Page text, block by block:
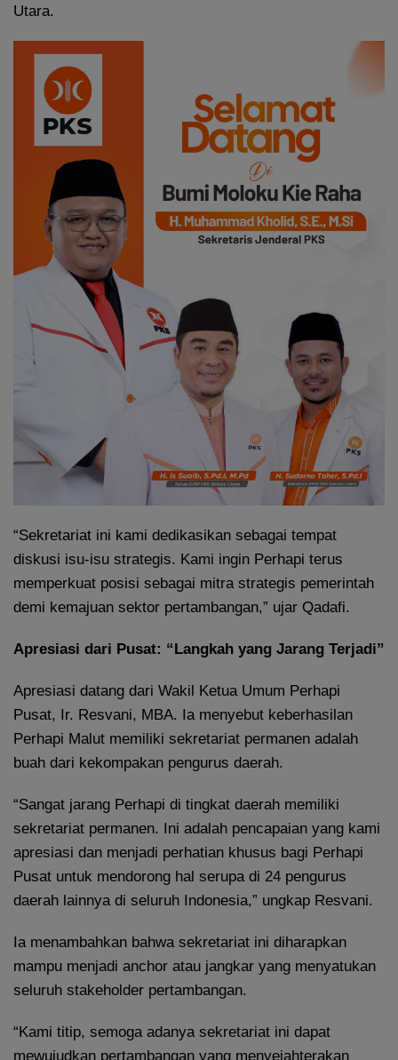
Utara.
“Sekretariat ini kami dedikasikan sebagai tempat
diskusi isu-isu strategis. Kami ingin Perhapi terus
memperkuat posisi sebagai mitra strategis pemerintah
demi kemajuan sektor pertambangan,” ujar Qadafi.
Apresiasi dari Pusat: “Langkah yang Jarang Terjadi”
Apresiasi datang dari Wakil Ketua Umum Perhapi
Pusat, Ir. Resvani, MBA. Ia menyebut keberhasilan
Perhapi Malut memiliki sekretariat permanen adalah
buah dari kekompakan pengurus daerah.
“Sangat jarang Perhapi di tingkat daerah memiliki
sekretariat permanen. Ini adalah pencapaian yang kami
apresiasi dan menjadi perhatian khusus bagi Perhapi
Pusat untuk mendorong hal serupa di 24 pengurus
daerah lainnya di seluruh Indonesia,” ungkap Resvani.
Ia menambahkan bahwa sekretariat ini diharapkan
mampu menjadi anchor atau jangkar yang menyatukan
seluruh stakeholder pertambangan.
“Kami titip, semoga adanya sekretariat ini dapat
mewujudkan pertambangan yang menyejahterakan